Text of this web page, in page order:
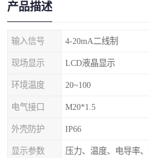
产品描述
输入信号 4-20mA二线制
现场显示 LCD液晶显示
环境温度 20~100
电气接口 M20*1.5
外壳防护 IP66
显示参数 压力、温度、电导率